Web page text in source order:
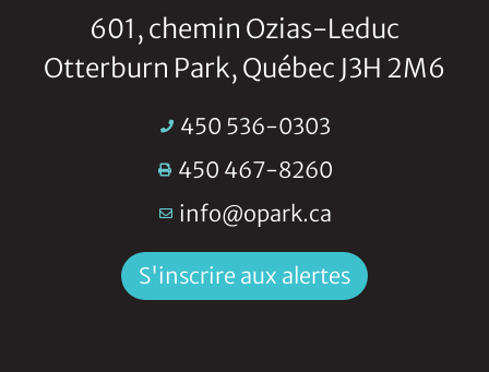
601, chemin Ozias-Leduc
Otterburn Park, Québec J3H 2M6
450 536-0303
450 467-8260
info@opark.ca
S'inscrire aux alertes